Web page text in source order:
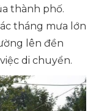
thành phố.
tháng mưa lớn
lên đền
di chuyển.